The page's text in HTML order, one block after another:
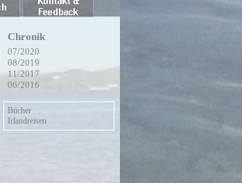
Chronik
07/2020
08/2019
11/2017
06/2016
Bücher
Irlandreisen